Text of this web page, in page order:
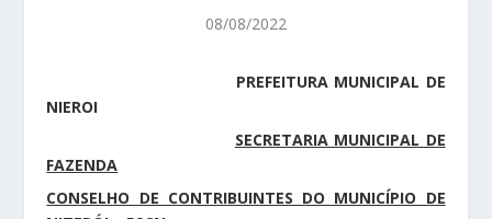
08/08/2022
PREFEITURA MUNICIPAL DE
NIEROI
SECRETARIA MUNICIPAL DE
FAZENDA
CONSELHO DE CONTRIBUINTES DO MUNICÍPIO DE